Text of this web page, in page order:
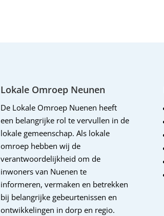
Lokale Omroep Neunen
De Lokale Omroep Nuenen heeft
een belangrijke rol te vervullen in de
lokale gemeenschap. Als lokale
omroep hebben wij de
verantwoordelijkheid om de
inwoners van Nuenen te
informeren, vermaken en betrekken
bij belangrijke gebeurtenissen en
ontwikkelingen in dorp en regio.